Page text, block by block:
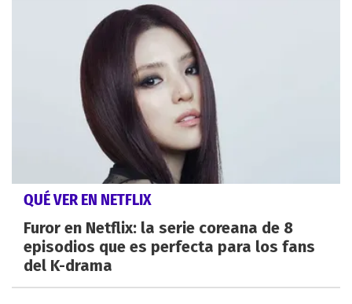
QUÉ VER EN NETFLIX
Furor en Netflix: la serie coreana de 8
episodios que es perfecta para los fans
del K-drama